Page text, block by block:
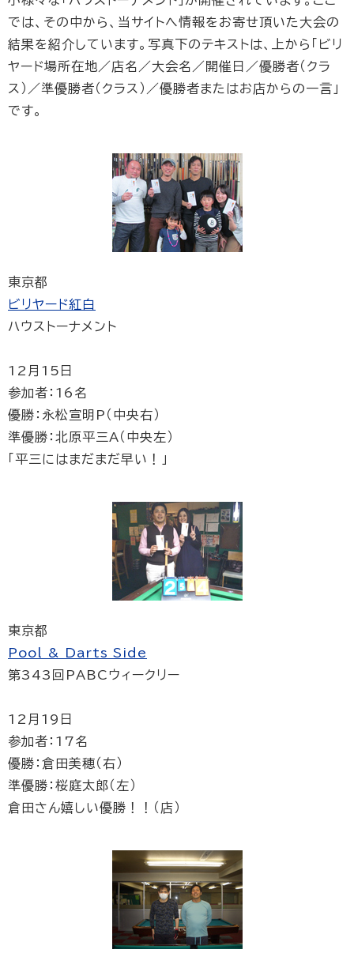
では、その中から、当サイトへ情報をお寄せ頂いた大会の
結果を紹介しています。写真下のテキストは、上から「ビリ
ヤード場所在地／店名／大会名／開催日／優勝者（クラ
ス）／準優勝者（クラス）／優勝者またはお店からの一言」
です。
東京都
ビリヤード紅白
ハウストーナメント
12月15日
参加者：16名
優勝：永松宣明P（中央右）
準優勝：北原平三A（中央左）
「平三にはまだまだ早い！」
東京都
Pool & Darts Side
第343回PABCウィークリー
12月19日
参加者：17名
優勝：倉田美穂（右）
準優勝：桜庭太郎（左）
倉田さん嬉しい優勝！！（店）